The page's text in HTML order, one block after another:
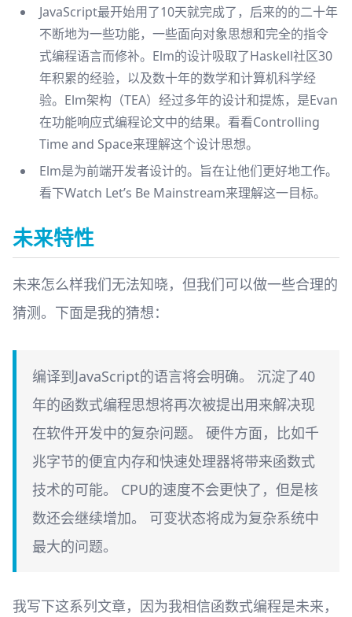
JavaScript最开始用了10天就完成了，后来的的二十年
不断地为一些功能，一些面向对象思想和完全的指令
式编程语言而修补。Elm的设计吸取了Haskell社区30
年积累的经验，以及数十年的数学和计算机科学经
验。Elm架构（TEA）经过多年的设计和提炼，是Evan
在功能响应式编程论文中的结果。看看Controlling
Time and Space来理解这个设计思想。
Elm是为前端开发者设计的。旨在让他们更好地工作。
看下Watch Let’s Be Mainstream来理解这一目标。
未来特性
未来怎么样我们无法知晓，但我们可以做一些合理的
猜测。下面是我的猜想：
编译到JavaScript的语言将会明确。 沉淀了40
年的函数式编程思想将再次被提出用来解决现
在软件开发中的复杂问题。 硬件方面，比如千
兆字节的便宜内存和快速处理器将带来函数式
技术的可能。 CPU的速度不会更快了，但是核
数还会继续增加。 可变状态将成为复杂系统中
最大的问题。
我写下这系列文章，因为我相信函数式编程是未来，